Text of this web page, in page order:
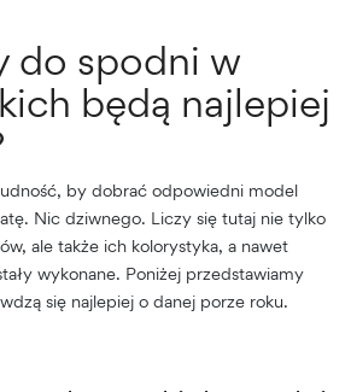
do spodni w
będą najlepiej
by dobrać odpowiedni model
Nic dziwnego. Liczy się tutaj nie tylko
ale także ich kolorystyka, a nawet
wykonane. Poniżej przedstawiamy
się najlepiej o danej porze roku.